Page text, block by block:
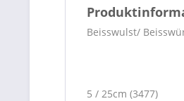
Beisswulst/
5 / 25cm (3477)